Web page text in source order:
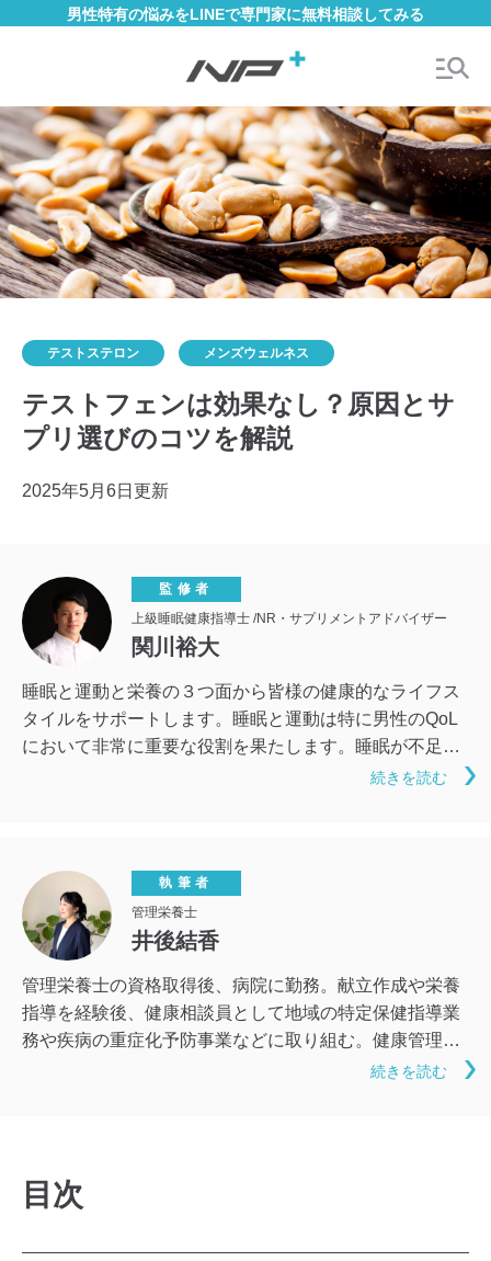
男性特有の悩みをLINEで専門家に無料相談してみる
テストステロン メンズウェルネス
テストフェンは効果なし？原因とサ
プリ選びのコツを解説
2025年5月6日更新
監修者
上級睡眠健康指導士 /NR・サプリメントアドバイザー
関川裕大
睡眠と運動と栄養の３つ面から皆様の健康的なライフス
タイルをサポートします。睡眠と運動は特に男性のQoL
において非常に重要な役割を果たします。睡眠が不足す
ると筋肉が付きにくく太りやすくなりますし、運動が十
指します。
続きを読む
執筆者
管理栄養士
井後結香
管理栄養士の資格取得後、病院に勤務。献立作成や栄養
指導を経験後、健康相談員として地域の特定保健指導業
務や疾病の重症化予防事業などに取り組む。健康管理の
要となる食事の記事では、無理なく日々の生活に取り入
続きを読む
目次